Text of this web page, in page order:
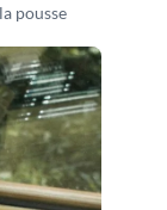
pousse